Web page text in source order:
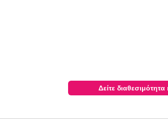
Δείτε διαθεσιμότητα